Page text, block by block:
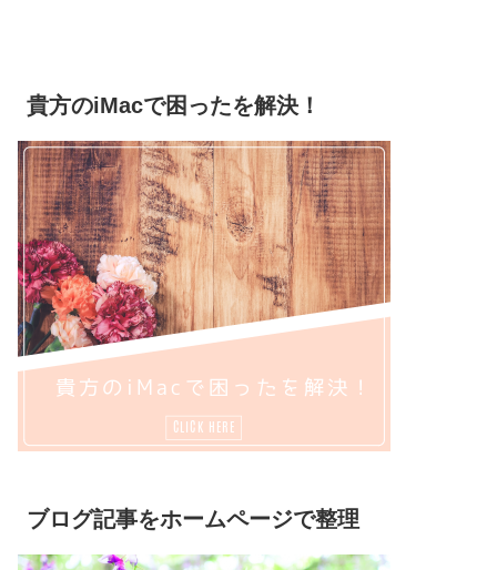
貴方のiMacで困ったを解決！
ブログ記事をホームページで整理